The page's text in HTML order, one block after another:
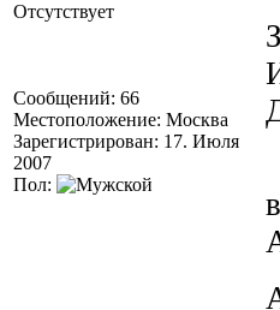
Отсутствует
Сообщений: 66
Местоположение: Москва
Зарегистрирован: 17. Июля
2007
Пол: